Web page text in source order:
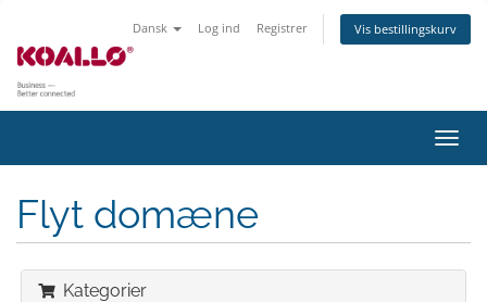
Dansk Log ind Registrer Vis bestillingskurv
Skift
Flyt domæne
Kategorier